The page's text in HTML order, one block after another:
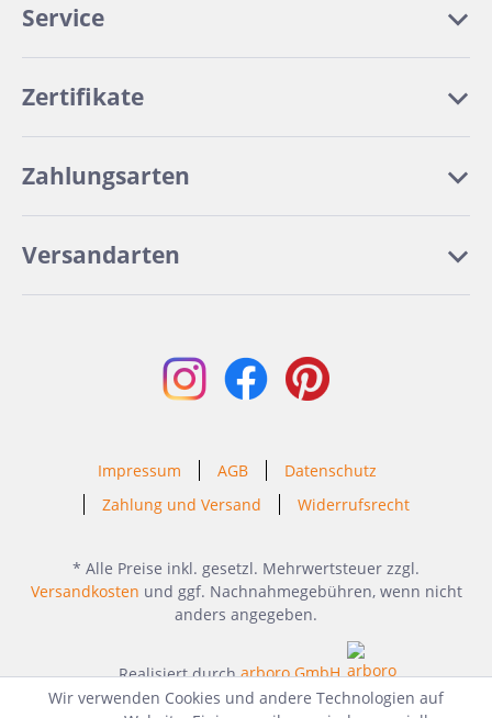
Service
Zertifikate
Zahlungsarten
Versandarten
Impressum AGB
Datenschutz
Zahlung und Versand
Widerrufsrecht
* Alle Preise inkl. gesetzl. Mehrwertsteuer zzgl.
Versandkosten und ggf. Nachnahmegebühren, wenn nicht
anders angegeben.
Realisiert durcharboro GmbH
Wir verwenden Cookies und andere Technologien auf